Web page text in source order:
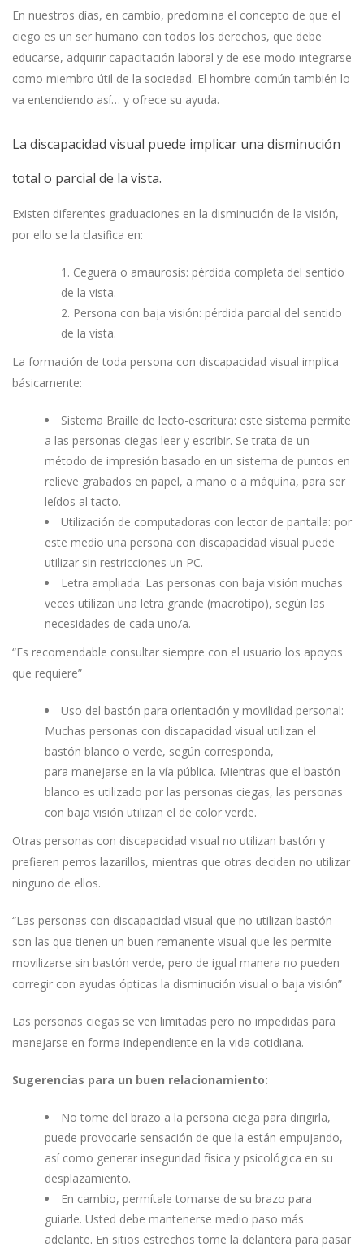
En nuestros días, en cambio, predomina el concepto de que el
ciego es un ser humano con todos los derechos, que debe
educarse, adquirir capacitación laboral y de ese modo integrarse
como miembro útil de la sociedad. El hombre común también lo
va entendiendo así… y ofrece su ayuda.
La discapacidad visual puede implicar una disminución
total o parcial de la vista.
Existen diferentes graduaciones en la disminución de la visión,
por ello se la clasifica en:
Ceguera o amaurosis: pérdida completa del sentido
de la vista.
Persona con baja visión: pérdida parcial del sentido
de la vista.
La formación de toda persona con discapacidad visual implica
básicamente:
Sistema Braille de lecto-escritura: este sistema permite
a las personas ciegas leer y escribir. Se trata de un
método de impresión basado en un sistema de puntos en
relieve grabados en papel, a mano o a máquina, para ser
leídos al tacto.
Utilización de computadoras con lector de pantalla: por
este medio una persona con discapacidad visual puede
utilizar sin restricciones un PC.
Letra ampliada: Las personas con baja visión muchas
veces utilizan una letra grande (macrotipo), según las
necesidades de cada uno/a.
“Es recomendable consultar siempre con el usuario los apoyos
que requiere”
Uso del bastón para orientación y movilidad personal:
Muchas personas con discapacidad visual utilizan el
bastón blanco o verde, según corresponda,
para manejarse en la vía pública. Mientras que el bastón
blanco es utilizado por las personas ciegas, las personas
con baja visión utilizan el de color verde.
Otras personas con discapacidad visual no utilizan bastón y
prefieren perros lazarillos, mientras que otras deciden no utilizar
ninguno de ellos.
“Las personas con discapacidad visual que no utilizan bastón
son las que tienen un buen remanente visual que les permite
movilizarse sin bastón verde, pero de igual manera no pueden
corregir con ayudas ópticas la disminución visual o baja visión”
Las personas ciegas se ven limitadas pero no impedidas para
manejarse en forma independiente en la vida cotidiana.
Sugerencias para un buen relacionamiento:
No tome del brazo a la persona ciega para dirigirla,
puede provocarle sensación de que la están empujando,
así como generar inseguridad física y psicológica en su
desplazamiento.
En cambio, permítale tomarse de su brazo para
guiarle. Usted debe mantenerse medio paso más
adelante. En sitios estrechos tome la delantera para pasar